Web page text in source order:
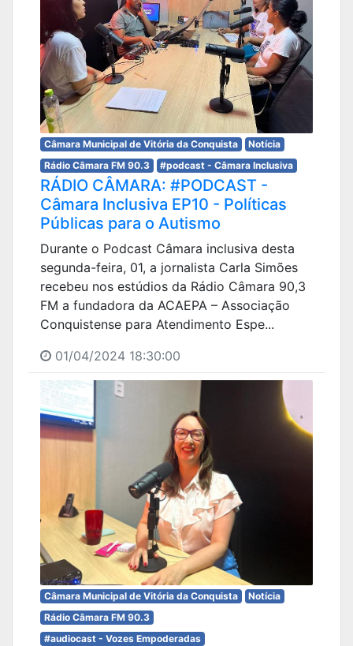
Câmara Municipal de Vitória da Conquista
Notícia
Rádio Câmara FM 90.3
#podcast - Câmara Inclusiva
RÁDIO CÂMARA: #PODCAST -
Câmara Inclusiva EP10 - Políticas
Públicas para o Autismo
Durante o Podcast Câmara inclusiva desta
segunda-feira, 01, a jornalista Carla Simões
recebeu nos estúdios da Rádio Câmara 90,3
FM a fundadora da ACAEPA – Associação
Conquistense para Atendimento Espe...
01/04/2024 18:30:00
Câmara Municipal de Vitória da Conquista
Notícia
Rádio Câmara FM 90.3
#audiocast - Vozes Empoderadas